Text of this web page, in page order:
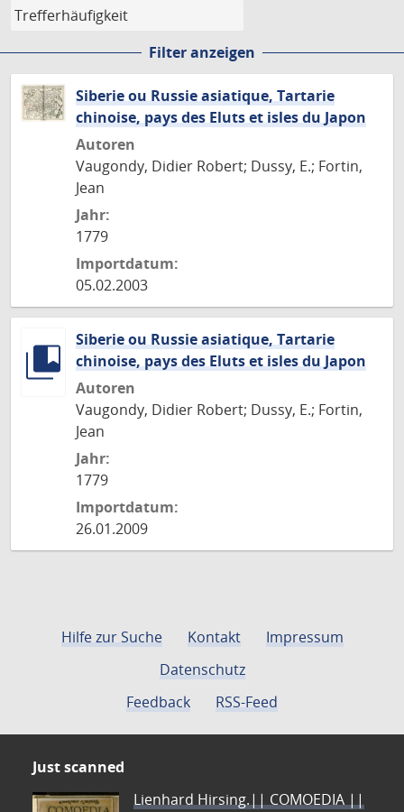
Filter anzeigen
Siberie ou Russie asiatique, Tartarie
chinoise, pays des Eluts et isles du Japon
Autoren
Vaugondy, Didier Robert; Dussy, E.; Fortin,
Jean
Jahr:
1779
Importdatum:
05.02.2003
Siberie ou Russie asiatique, Tartarie
chinoise, pays des Eluts et isles du Japon
Autoren
Vaugondy, Didier Robert; Dussy, E.; Fortin,
Jean
Jahr:
1779
Importdatum:
26.01.2009
Hilfe zur Suche Kontakt
Impressum
Datenschutz
Feedback
RSS-Feed
Just scanned
Lienhard Hirsing.|| COMOEDIA ||